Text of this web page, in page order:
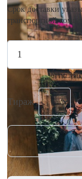
Срок доставки
транспортной
Тираж